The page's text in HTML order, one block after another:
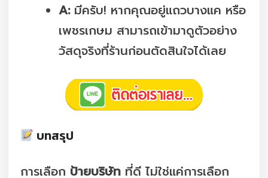
A:มีครับ! หากคุณอยู่แถวบางแค หรือ
เพชรเกษม สามารถเข้ามาดูตัวอย่าง
วัสดุจริงที่ร้านก่อนตัดสินใจได้เลย
บทสรุป
การเลือก ป้ายบริษัท ที่ดี ไม่ใช่แค่การเลือก